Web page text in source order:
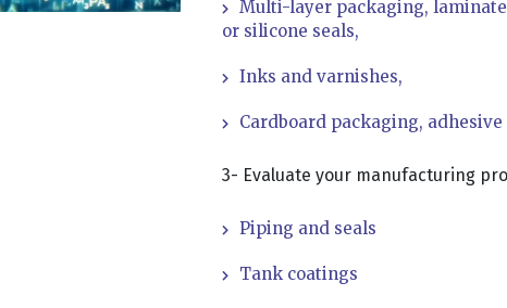
Multi-layer packaging,
or silicone seals,
Inks and varnishes,
Cardboard packaging,
3- Evaluate your manufacturing
Piping and seals
Tank coatings